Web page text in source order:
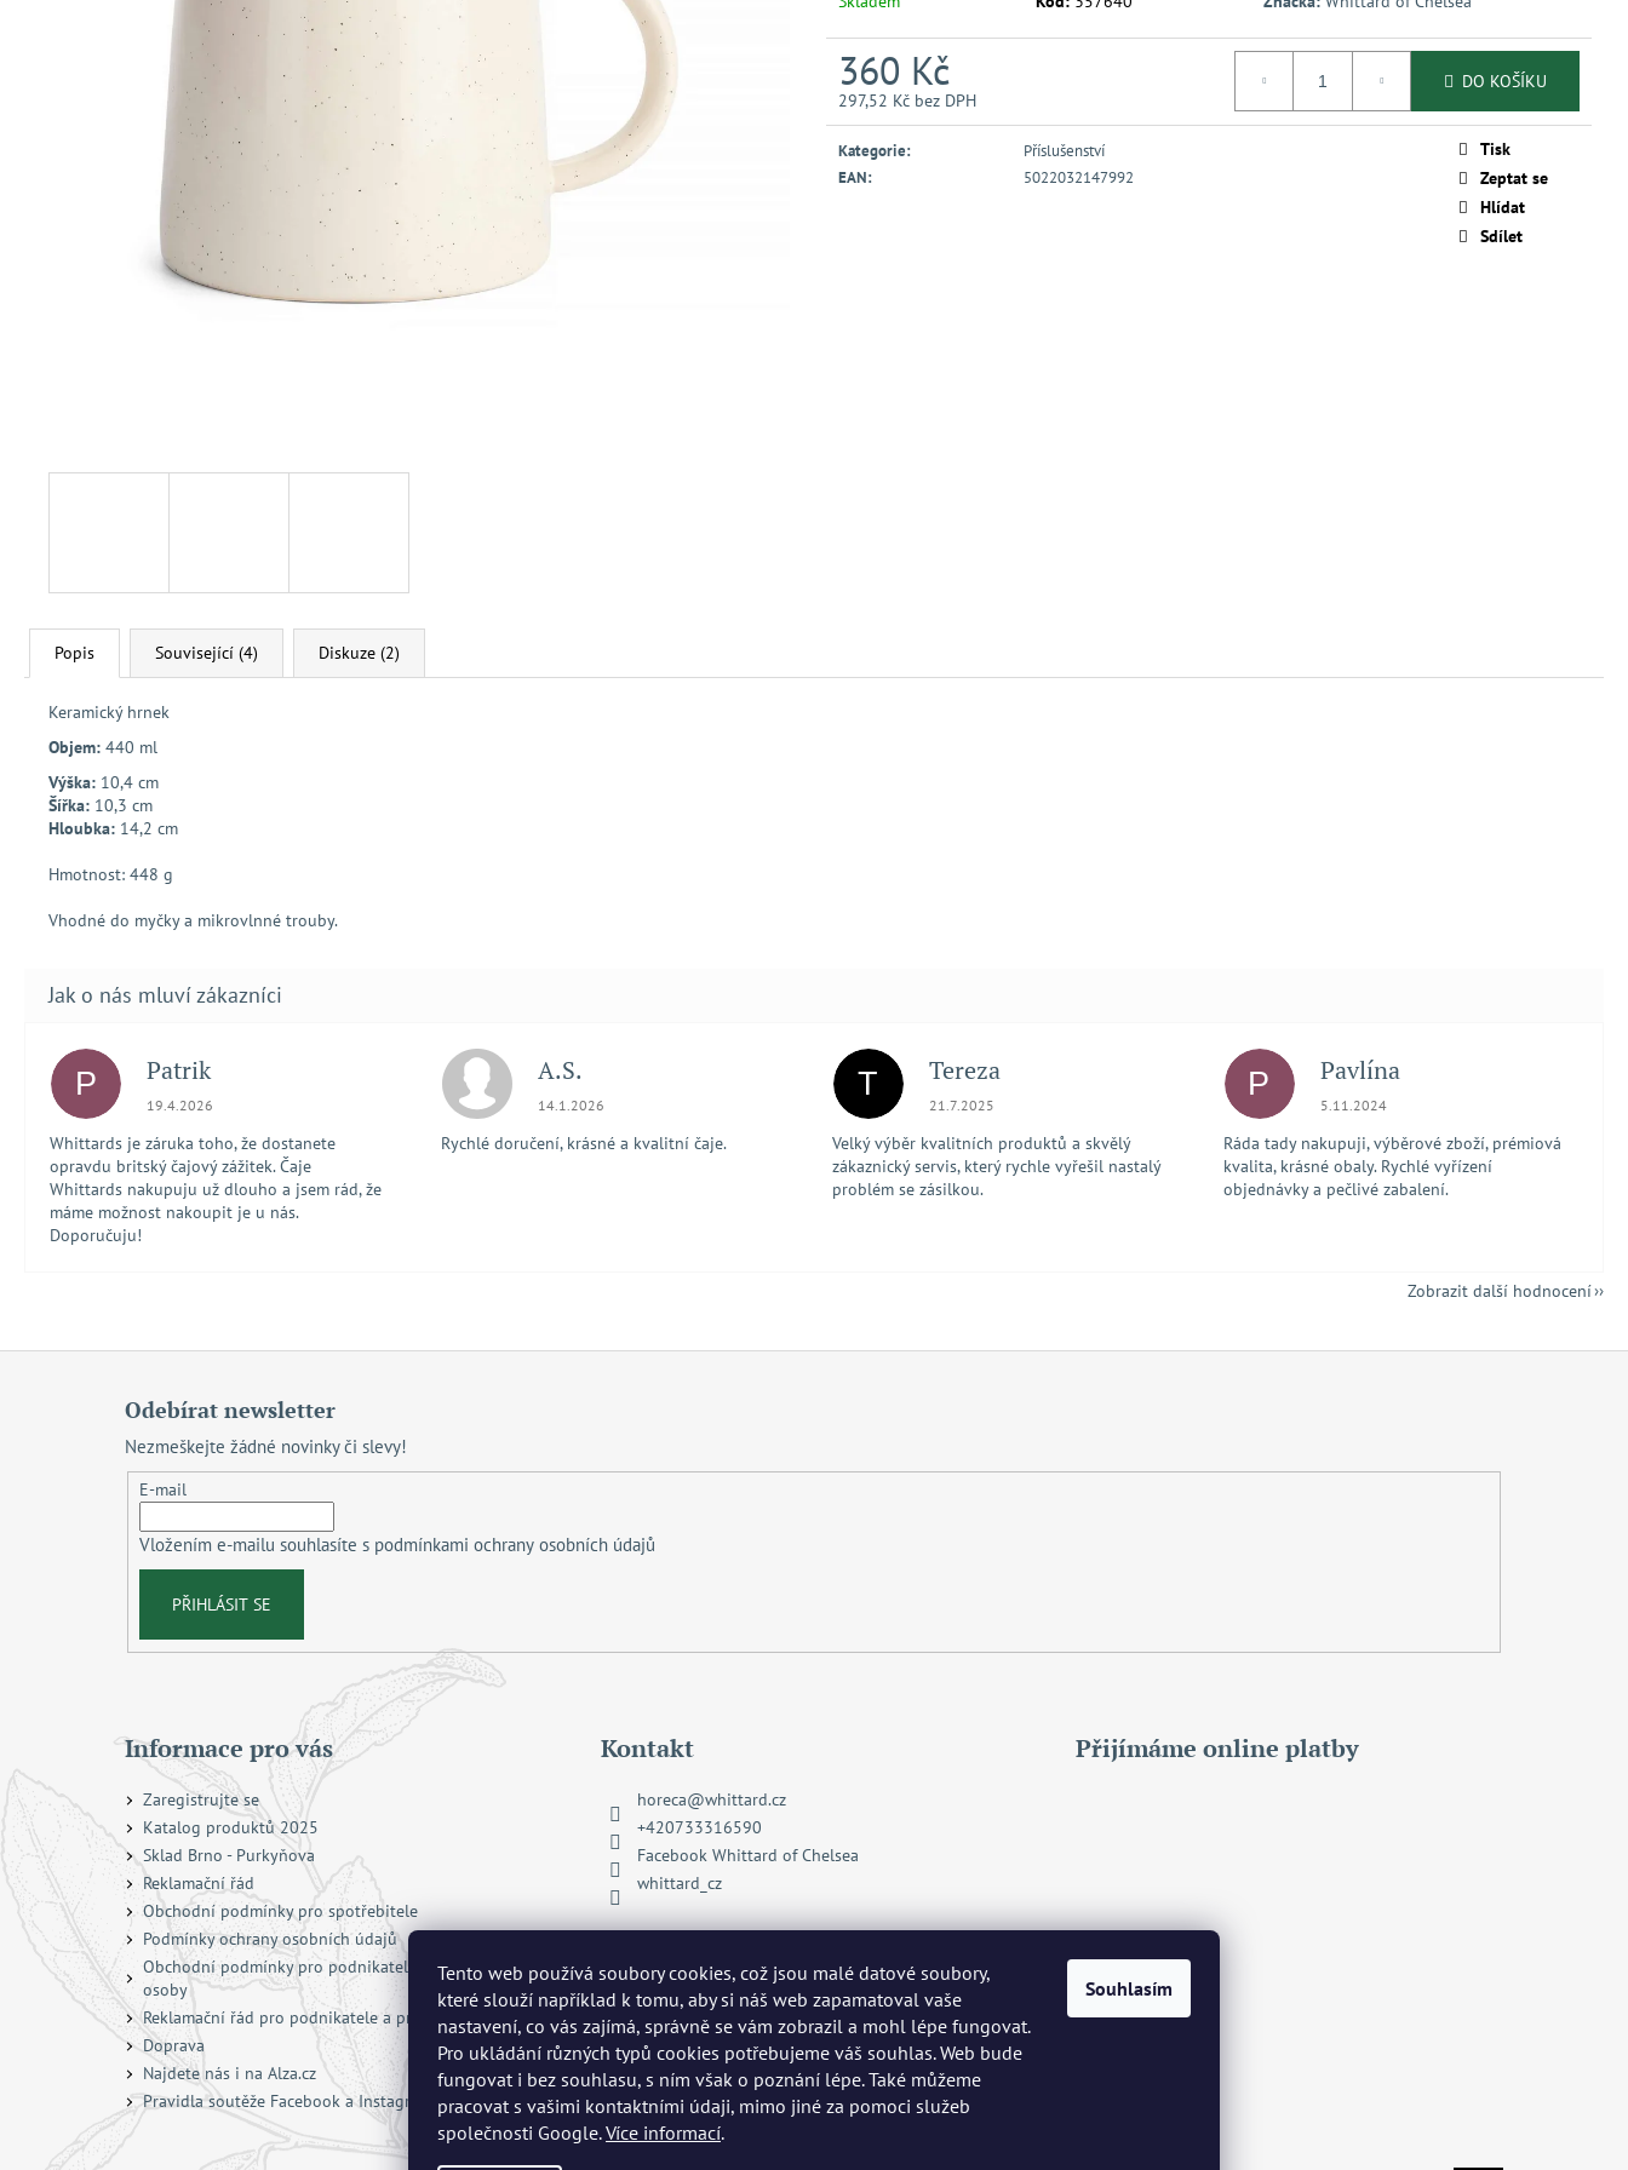
Tento web používá soubory cookies, což jsou malé datové soubory,
které slouží například k tomu, aby si náš web zapamatoval vaše
nastavení, co vás zajímá, správně se vám zobrazil a mohl lépe fungovat.
Pro ukládání různých typů cookies potřebujeme váš souhlas. Web bude
fungovat i bez souhlasu, s ním však o poznání lépe. Také můžeme
pracovat s vašimi kontaktními údaji, mimo jiné za pomoci služeb
společnosti Google.Více informací.
Souhlasím
360 Kč
297,52 Kč bez DPH
Měrná
cena:
DO KOŠÍKU
Kategorie:
Příslušenství
EAN: 5022032147992
Tisk
Zeptat se
Hlídat
Sdílet
Popis Související (4) Diskuze (2)
Keramický hrnek
Objem: 440 ml
Výška: 10,4 cm
Šířka: 10,3 cm
Hloubka: 14,2 cm
Hmotnost: 448 g
Vhodné do myčky a mikrovlnné trouby.
P Patrik
Hodnocení obchodu je 5 z 5 hvězdiček.
19.4.2026
Whittards je záruka toho, že dostanete
opravdu britský čajový zážitek. Čaje
Whittards nakupuju už dlouho a jsem rád, že
máme možnost nakoupit je u nás.
Doporučuju!
A.S.
Hodnocení obchodu je 5 z 5 hvězdiček.
14.1.2026
Rychlé doručení, krásné a kvalitní čaje.
T Tereza
Hodnocení obchodu je 5 z 5 hvězdiček.
21.7.2025
Velký výběr kvalitních produktů a skvělý
zákaznický servis, který rychle vyřešil nastalý
problém se zásilkou.
P Pavlína
Hodnocení obchodu je 5 z 5 hvězdiček.
5.11.2024
Ráda tady nakupuji, výběrové zboží, prémiová
kvalita, krásné obaly. Rychlé vyřízení
objednávky a pečlivé zabalení.
Zobrazit další hodnocení
Odebírat newsletter
Nezmeškejte žádné novinky či slevy!
E-mail
Vložením e-mailu souhlasíte s podmínkami ochrany osobních údajů
PŘIHLÁSIT SE
Informace pro vás
Zaregistrujte se
Katalog produktů 2025
Sklad Brno - Purkyňova
Reklamační řád
Obchodní podmínky pro spotřebitele
Podmínky ochrany osobních údajů
Obchodní podmínky pro podnikatele a právnické
osoby
Reklamační řád pro podnikatele a právnické osoby
Doprava
Najdete nás i na Alza.cz
Pravidla soutěže Facebook a Instagram
Kontakt
horeca@whittard.cz
+420733316590
Facebook Whittard of Chelsea
whittard_cz
Přijímáme online platby